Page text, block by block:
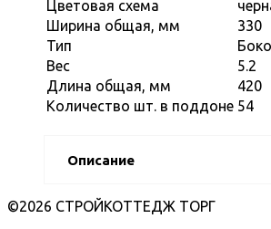
Цветовая схема
Ширина общая, мм
330
Тип
Вес
5.2
Длина общая, мм
420
Количество шт. в поддоне 54
Описание
©2026 СТРОЙКОТТЕДЖ ТОРГ